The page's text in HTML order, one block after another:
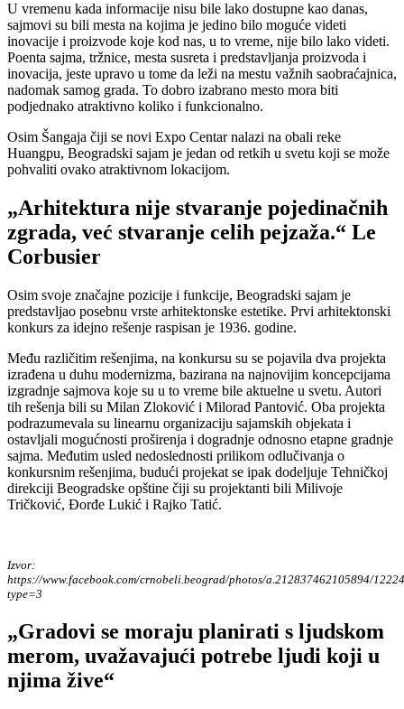
U vremenu kada informacije nisu bile lako dostupne kao danas,
sajmovi su bili mesta na kojima je jedino bilo moguće videti
inovacije i proizvode koje kod nas, u to vreme, nije bilo lako videti.
Poenta sajma, tržnice, mesta susreta i predstavljanja proizvoda i
inovacija, jeste upravo u tome da leži na mestu važnih saobraćajnica,
nadomak samog grada. To dobro izabrano mesto mora biti
podjednako atraktivno koliko i funkcionalno.
Osim Šangaja čiji se novi Expo Centar nalazi na obali reke
Huangpu, Beogradski sajam je jedan od retkih u svetu koji se može
pohvaliti ovako atraktivnom lokacijom.
„Arhitektura nije stvaranje pojedinačnih
zgrada, već stvaranje celih pejzaža.“ Le
Corbusier
Osim svoje značajne pozicije i funkcije, Beogradski sajam je
predstavljao posebnu vrste arhitektonske estetike. Prvi arhitektonski
konkurs za idejno rešenje raspisan je 1936. godine.
Među različitim rešenjima, na konkursu su se pojavila dva projekta
izrađena u duhu modernizma, bazirana na najnovijim koncepcijama
izgradnje sajmova koje su u to vreme bile aktuelne u svetu. Autori
tih rešenja bili su Milan Zloković i Milorad Pantović. Oba projekta
podrazumevala su linearnu organizaciju sajamskih objekata i
ostavljali mogućnosti proširenja i dogradnje odnosno etapne gradnje
sajma. Međutim usled nedoslednosti prilikom odlučivanja o
konkursnim rešenjima, budući projekat se ipak dodeljuje Tehničkoj
direkciji Beogradske opštine čiji su projektanti bili Milivoje
Tričković, Đorđe Lukić i Rajko Tatić.
Izvor:
https://www.facebook.com/crnobeli.beograd/photos/a.212837462105894/
type=3
„Gradovi se moraju planirati s ljudskom
merom, uvažavajući potrebe ljudi koji u
njima žive“